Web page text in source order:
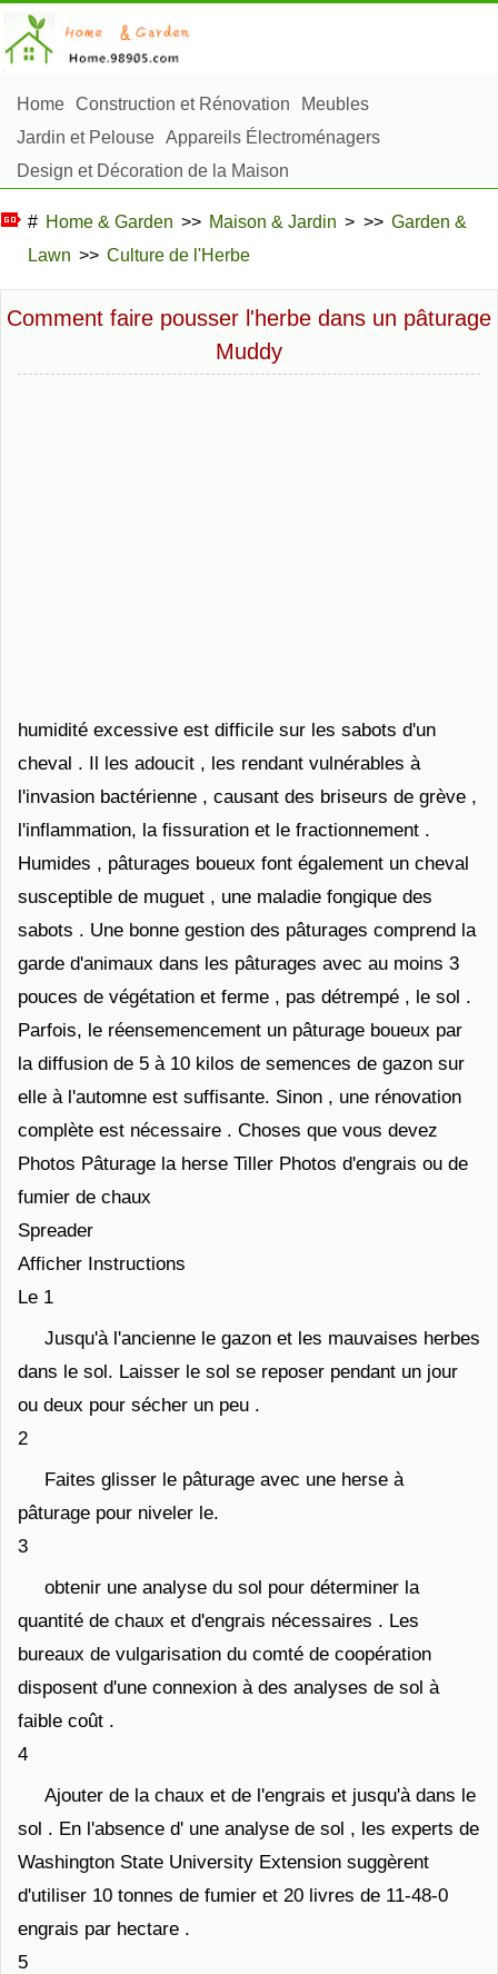
Home Construction et Rénovation
Meubles
Jardin et Pelouse Appareils Électroménagers
Design et Décoration de la Maison
# Home & Garden >> Maison & Jardin > >> Garden &
Lawn >> Culture de l'Herbe
Comment faire pousser l'herbe dans un pâturage
Muddy
humidité excessive est difficile sur les sabots d'un
cheval . Il les adoucit , les rendant vulnérables à
l'invasion bactérienne , causant des briseurs de grève ,
l'inflammation, la fissuration et le fractionnement .
Humides , pâturages boueux font également un cheval
susceptible de muguet , une maladie fongique des
sabots . Une bonne gestion des pâturages comprend la
garde d'animaux dans les pâturages avec au moins 3
pouces de végétation et ferme , pas détrempé , le sol .
Parfois, le réensemencement un pâturage boueux par
la diffusion de 5 à 10 kilos de semences de gazon sur
elle à l'automne est suffisante. Sinon , une rénovation
complète est nécessaire . Choses que vous devez
Photos Pâturage la herse Tiller Photos d'engrais ou de
fumier de chaux
Spreader
Afficher Instructions
Le 1
Jusqu'à l'ancienne le gazon et les mauvaises herbes
dans le sol. Laisser le sol se reposer pendant un jour
ou deux pour sécher un peu .
2
Faites glisser le pâturage avec une herse à
pâturage pour niveler le.
3
obtenir une analyse du sol pour déterminer la
quantité de chaux et d'engrais nécessaires . Les
bureaux de vulgarisation du comté de coopération
disposent d'une connexion à des analyses de sol à
faible coût .
4
Ajouter de la chaux et de l'engrais et jusqu'à dans le
sol . En l'absence d' une analyse de sol , les experts de
Washington State University Extension suggèrent
d'utiliser 10 tonnes de fumier et 20 livres de 11-48-0
engrais par hectare .
5